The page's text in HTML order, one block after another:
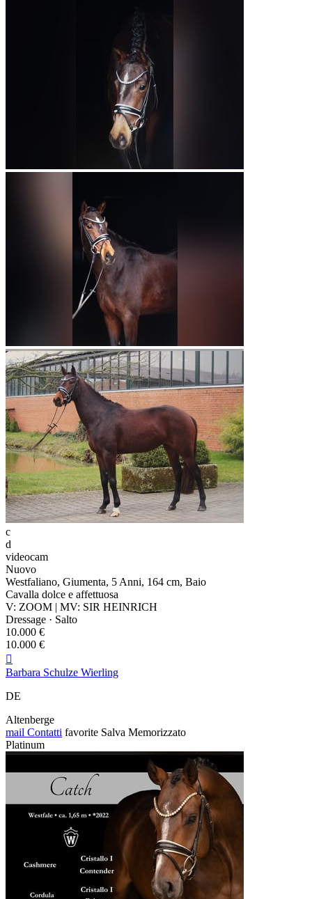
c
d
videocam
Nuovo
Westfaliano, Giumenta, 5 Anni, 164 cm, Baio
Cavalla dolce e affettuosa
V: ZOOM | MV: SIR HEINRICH
Dressage · Salto
10.000 €
10.000 €

Barbara Schulze Wierling
DE
Altenberge
mail Contatti favorite Salva Memorizzato
Platinum